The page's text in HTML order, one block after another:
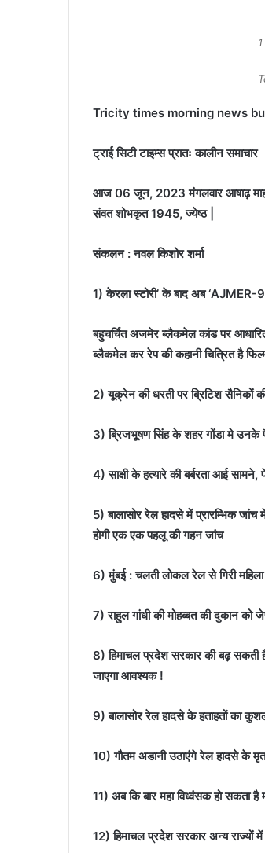
Tricity times morning news
ट्राई सिटी टाइम्स प्रातः कालीन समाचार
आज 06 जून, 2023 मंगलवार आषाढ़ माह
संवत शोभकृत 1945, ज्येष्ठ |
संकलन : नवल किशोर शर्मा
1) केरला स्टोरी’ के बाद अब ‘AJMER-
बहुचर्चित अजमेर ब्लैकमेल कांड पर
ब्लैकमेल कर रेप की कहानी चित्रित है
2) यूक्रेन की धरती पर ब्रिटिश सैनिकों
3) ब्रिजभूषण सिंह के शहर गोंडा मे उनके
4) साक्षी के हत्यारे की बर्बरता आई
5) बालासोर रेल हादसे में प्रारम्भिक
होगी एक एक पहलू की गहन जांच
6) मुंबई : चलती लोकल रेल से गिरी
7) राहुल गांधी की मोहब्बत की दुकान को
8) हिमाचल प्रदेश सरकार की बढ़ सकती हैं
जाएगा आवश्यक !
9) बालासोर रेल हादसे के हताहतों का
10) गौतम अडानी उठाएंगे रेल हादसे के
11) अब कि बार महा विध्वंसक हो सकता है
12) हिमाचल प्रदेश सरकार अन्य